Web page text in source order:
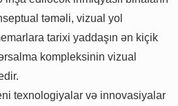
təməli, vizual yol
tarixi yaddaşın ən kiçik
kompleksinin vizual
texnologiyalar və innovasiyalar